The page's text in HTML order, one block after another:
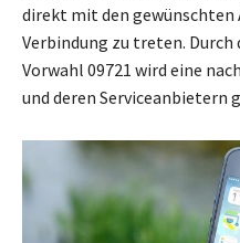
direkt mit den
Verbindung zu treten.
Vorwahl 09721 wird eine
und deren Serviceanbietern